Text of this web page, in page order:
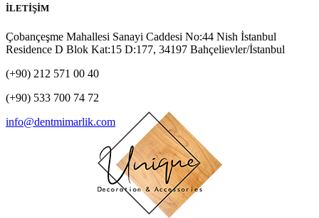
İLETİŞİM
Çobançeşme Mahallesi Sanayi Caddesi No:44 Nish İstanbul
Residence D Blok Kat:15 D:177, 34197 Bahçelievler/İstanbul
(+90) 212 571 00 40
(+90) 533 700 74 72
info@dentmimarlik.com